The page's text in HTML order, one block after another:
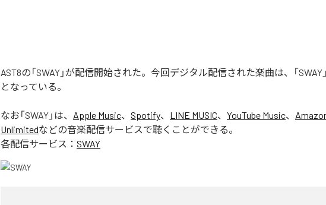
AST8の「SWAY」が配信開始された。今回デジタル配信された楽曲は、「SWAY
となっている。
なお「SWAY 」は、 Apple Music、 Spotify、 LINE MUSIC、 YouTube Music、
Unlimitedなどの音楽配信サービスで聴くことができる。
各配信サービス： SWAY